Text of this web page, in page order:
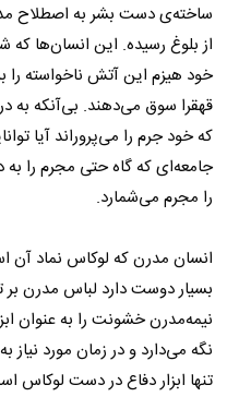
ساخته‌ی دست بشر به اصطلاح
از بلوغ رسیده. این انسان‌ها که
خود هیزم این آتش ناخواسته را
قهقرا سوق می‌دهند. بی‌آنکه به
که خود جرم را می‌پروراند آیا
جامعه‌ای که گاه حتی مجرم را
را مجرم می‌شمارد.
انسان مدرن که لوکاس نماد آن
بسیار دوست دارد لباس مدرن
نیمه‌مدرن خشونت را به عنوان
نگه می‌دارد و در زمان مورد
تنها ابزار دفاع در دست لوکاس